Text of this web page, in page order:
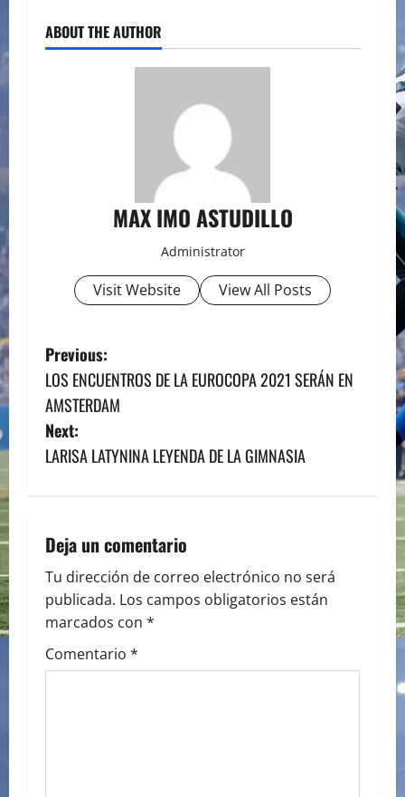
ABOUT THE AUTHOR
MAX IMO ASTUDILLO
Administrator
Visit Website View All Posts
P
o
s
t
a
v
i
g
Previous:
LOS ENCUENTROS DE LA EUROCOPA 2021 SERÁN EN
AMSTERDAM
Next:
LARISA LATYNINA LEYENDA DE LA GIMNASIA
Deja un comentario
Tu dirección de correo electrónico no será
publicada. Los campos obligatorios están
marcados con *
Comentario *